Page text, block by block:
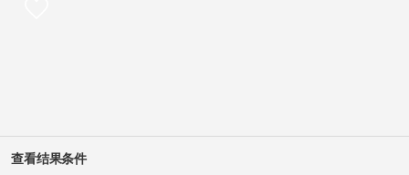
查看结果条件